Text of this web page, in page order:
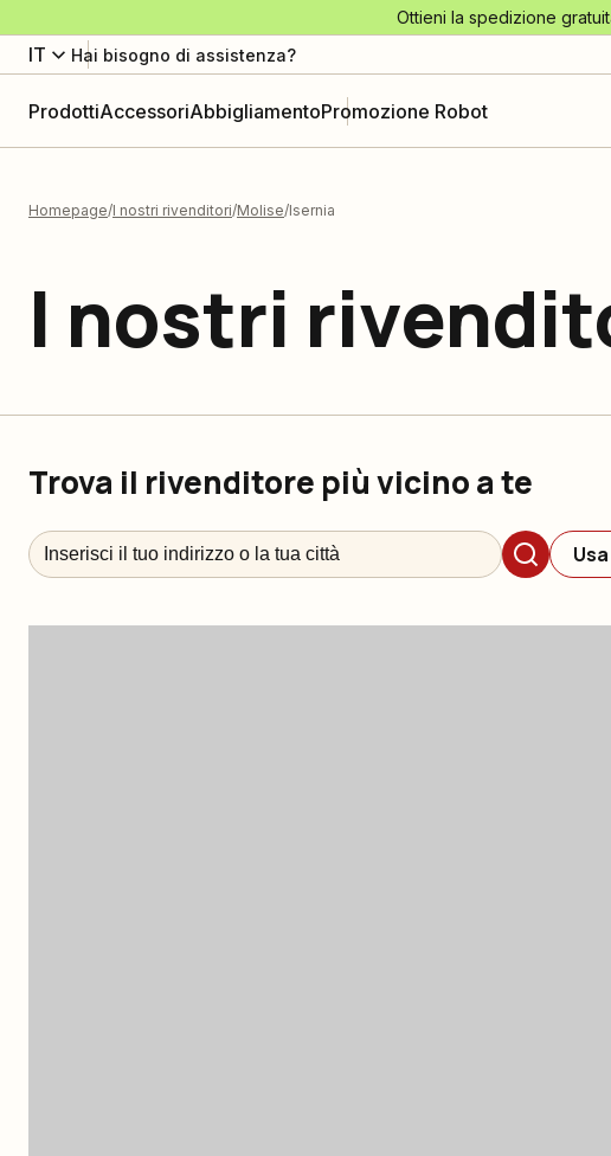
Ottieni la spedizione
IT Hai bisogno di assistenza?
ProdottiAccessoriAbbigliamentoPromozione Robot
Homepage I nostri rivenditori Molise Isernia
I nostri
Trova il rivenditore più vicino a te